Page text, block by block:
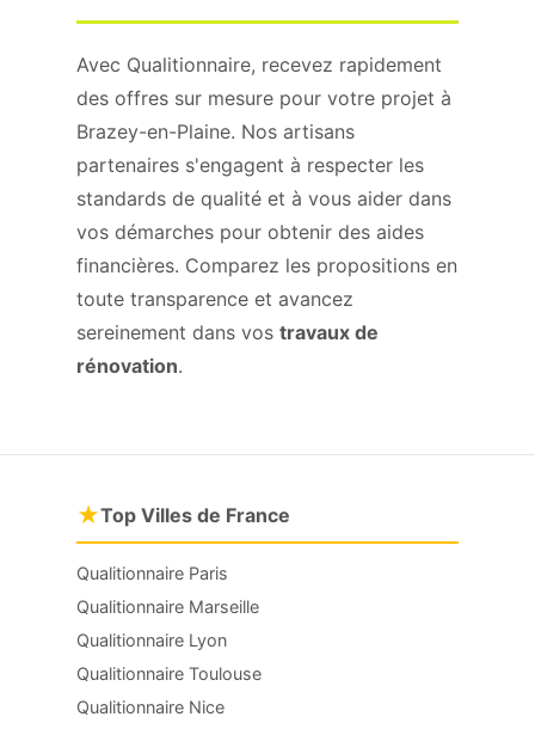
Avec Qualitionnaire, recevez rapidement
des offres sur mesure pour votre projet à
Brazey-en-Plaine. Nos artisans
partenaires s'engagent à respecter les
standards de qualité et à vous aider dans
vos démarches pour obtenir des aides
financières. Comparez les propositions en
toute transparence et avancez
sereinement dans vos travaux de
rénovation.
★Top Villes de France
Qualitionnaire Paris
Qualitionnaire Marseille
Qualitionnaire Lyon
Qualitionnaire Toulouse
Qualitionnaire Nice